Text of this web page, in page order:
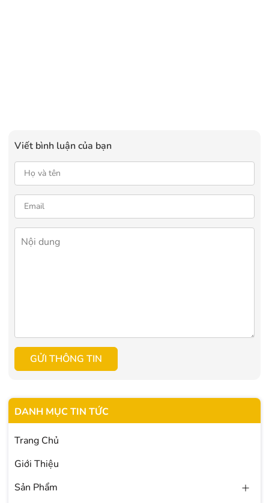
Viết bình luận của bạn
GỬI THÔNG TIN
DANH MỤC TIN TỨC
Trang Chủ
Giới Thiệu
Sản Phẩm